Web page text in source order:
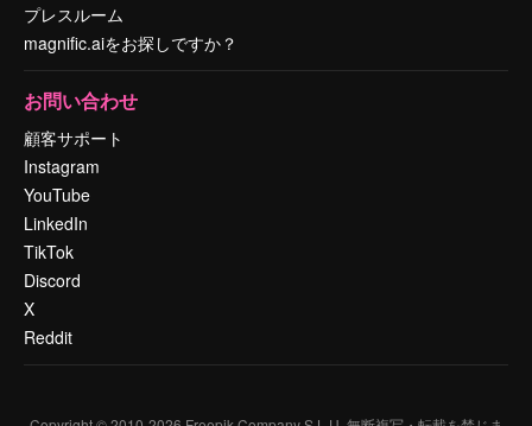
プレスルーム
magnific.aiをお探しですか？
お問い合わせ
顧客サポート
Instagram
YouTube
LinkedIn
TikTok
Discord
X
Reddit